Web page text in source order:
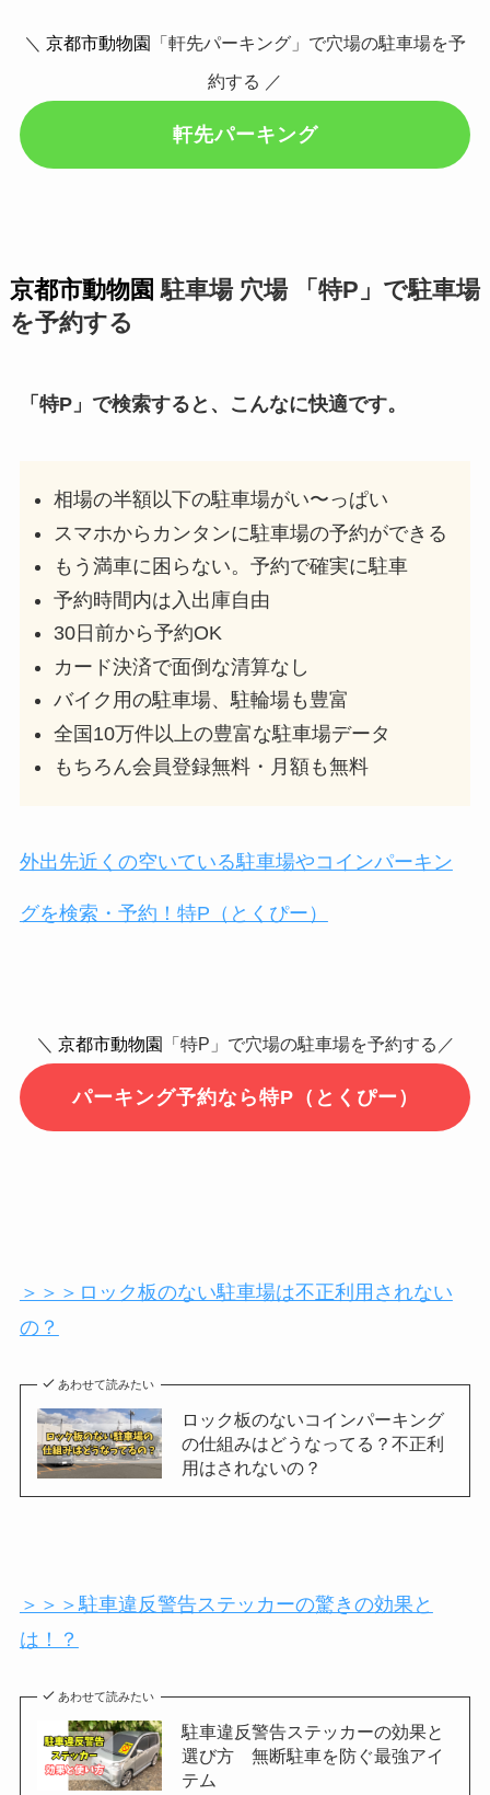
＼ 京都市動物園
「軒先パーキング」で穴場の駐車場を予
約する ／
軒先パーキング
京都市動物園 駐車場 穴場 「特P」で駐車場
を予約する
「特P」で検索すると、こんなに快適です。
相場の半額以下の駐車場がい〜っぱい
スマホからカンタンに駐車場の予約ができる
もう満車に困らない。予約で確実に駐車
予約時間内は入出庫自由
30日前から予約OK
カード決済で面倒な清算なし
バイク用の駐車場、駐輪場も豊富
全国10万件以上の豊富な駐車場データ
もちろん会員登録無料・月額も無料
外出先近くの空いている駐車場やコインパーキン
グを検索・予約！特P（とくぴー）
＼ 京都市動物園 「特P」で穴場の駐車場を予約する／
パーキング予約なら特P（とくぴー）
＞＞＞ロック板のない駐車場は不正利用されない
の？
あわせて読みたい
ロック板のないコインパーキング
の仕組みはどうなってる？不正利
用はされないの？
＞＞＞駐車違反警告ステッカーの驚きの効果と
は！？
あわせて読みたい
駐車違反警告ステッカーの効果と
選び方 無断駐車を防ぐ最強アイ
テム